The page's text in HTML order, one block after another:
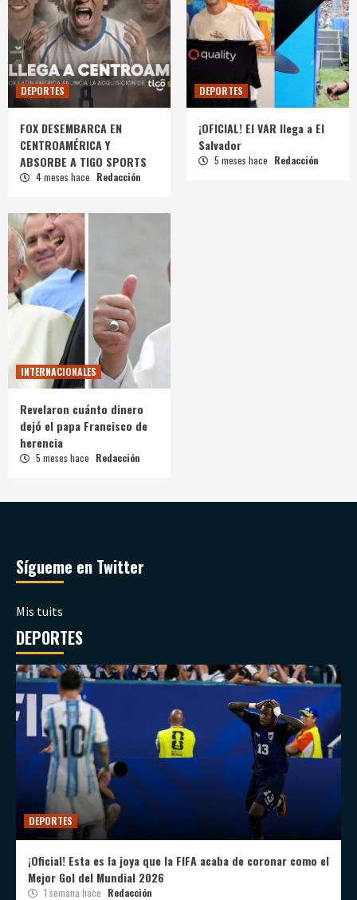
DEPORTES
FOX DESEMBARCA EN
CENTROAMÉRICA Y
ABSORBE A TIGO SPORTS
4 meses hace Redacción
DEPORTES
¡OFICIAL! El VAR llega a El
Salvador
5 meses hace Redacción
INTERNACIONALES
Revelaron cuánto dinero
dejó el papa Francisco de
herencia
5 meses hace Redacción
Sígueme en Twitter
Mis tuits
DEPORTES
DEPORTES
¡Oficial! Esta es la joya que la FIFA acaba de coronar como el
Mejor Gol del Mundial 2026
1 semana hace Redacción